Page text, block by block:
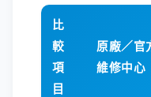
比
較
項
目
原廠／官
維修中心